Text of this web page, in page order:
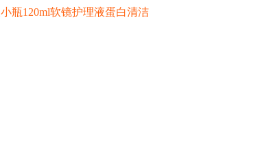
瓶120ml软镜护理液蛋白清洁